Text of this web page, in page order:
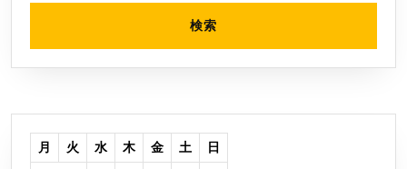
月 火 水 木 金 土 日